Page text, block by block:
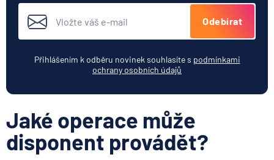
Odebírat
Přihlášením k odběru novinek souhlasíte s podmínkami
ochrany osobních údajů
Jaké operace může
disponent provádět?